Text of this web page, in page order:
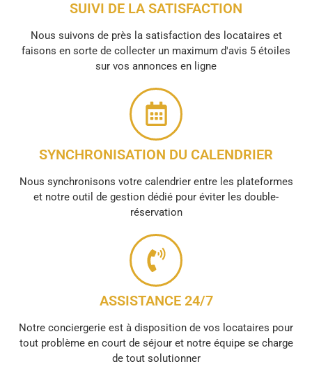
SUIVI DE LA SATISFACTION
Nous suivons de près la satisfaction des locataires et
faisons en sorte de collecter un maximum d'avis 5 étoiles
sur vos annonces en ligne
SYNCHRONISATION DU CALENDRIER
Nous synchronisons votre calendrier entre les plateformes
et notre outil de gestion dédié pour éviter les double-
réservation
ASSISTANCE 24/7
Notre conciergerie est à disposition de vos locataires pour
tout problème en court de séjour et notre équipe se charge
de tout solutionner